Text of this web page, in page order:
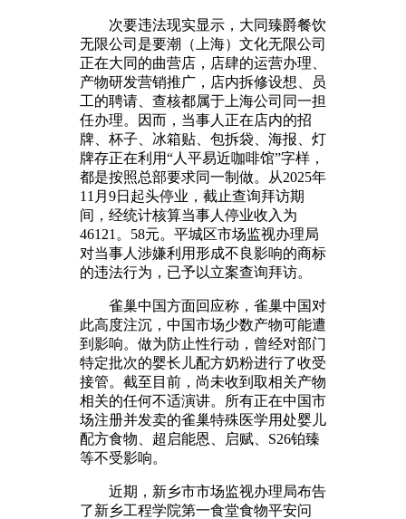
次要违法现实显示，大同臻爵餐饮
无限公司是要潮（上海）文化无限公司
正在大同的曲营店，店肆的运营办理、
产物研发营销推广，店内拆修设想、员
工的聘请、查核都属于上海公司同一担
任办理。因而，当事人正在店内的招
牌、杯子、冰箱贴、包拆袋、海报、灯
牌存正在利用“人平易近咖啡馆”字样，
都是按照总部要求同一制做。从2025年
11月9日起头停业，截止查询拜访期
间，经统计核算当事人停业收入为
46121。58元。平城区市场监视办理局
对当事人涉嫌利用形成不良影响的商标
的违法行为，已予以立案查询拜访。
雀巢中国方面回应称，雀巢中国对
此高度注沉，中国市场少数产物可能遭
到影响。做为防止性行动，曾经对部门
特定批次的婴长儿配方奶粉进行了收受
接管。截至目前，尚未收到取相关产物
相关的任何不适演讲。所有正在中国市
场注册并发卖的雀巢特殊医学用处婴儿
配方食物、超启能恩、启赋、S26铂臻
等不受影响。
近期，新乡市市场监视办理局布告
了新乡工程学院第一食堂食物平安问